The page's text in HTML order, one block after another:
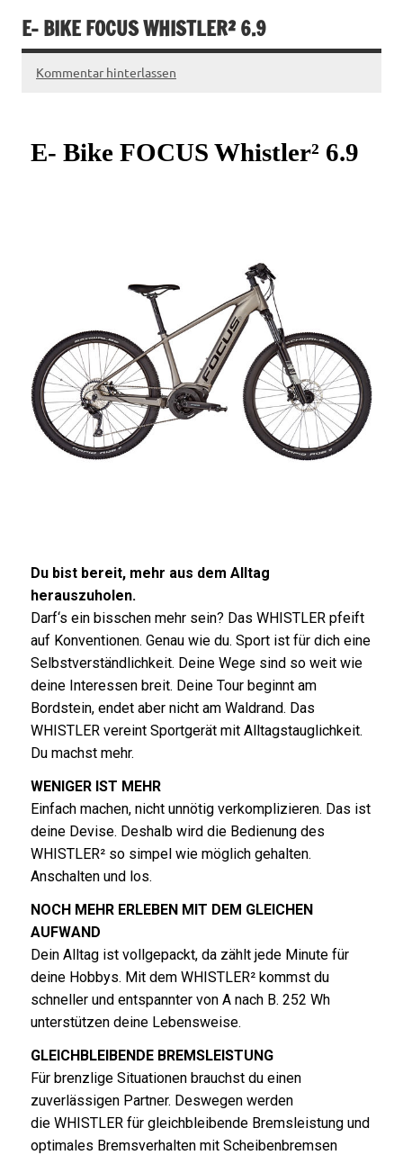
E- BIKE FOCUS WHISTLER² 6.9
Kommentar hinterlassen
E- Bike FOCUS Whistler² 6.9
Du bist bereit, mehr aus dem Alltag
herauszuholen.
Darf‘s ein bisschen mehr sein? Das WHISTLER pfeift
auf Konventionen. Genau wie du. Sport ist für dich eine
Selbstverständlichkeit. Deine Wege sind so weit wie
deine Interessen breit. Deine Tour beginnt am
Bordstein, endet aber nicht am Waldrand. Das
WHISTLER vereint Sportgerät mit Alltagstauglichkeit.
Du machst mehr.
WENIGER IST MEHR
Einfach machen, nicht unnötig verkomplizieren. Das ist
deine Devise. Deshalb wird die Bedienung des
WHISTLER² so simpel wie möglich gehalten.
Anschalten und los.
NOCH MEHR ERLEBEN MIT DEM GLEICHEN
AUFWAND
Dein Alltag ist vollgepackt, da zählt jede Minute für
deine Hobbys. Mit dem WHISTLER² kommst du
schneller und entspannter von A nach B. 252 Wh
unterstützen deine Lebensweise.
GLEICHBLEIBENDE BREMSLEISTUNG
Für brenzlige Situationen brauchst du einen
zuverlässigen Partner. Deswegen werden
die WHISTLER für gleichbleibende Bremsleistung und
optimales Bremsverhalten mit Scheibenbremsen